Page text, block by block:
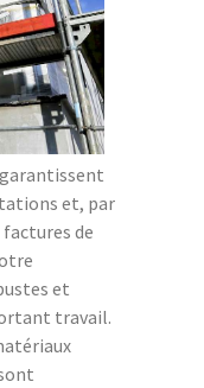
et, par
de
et
travail.